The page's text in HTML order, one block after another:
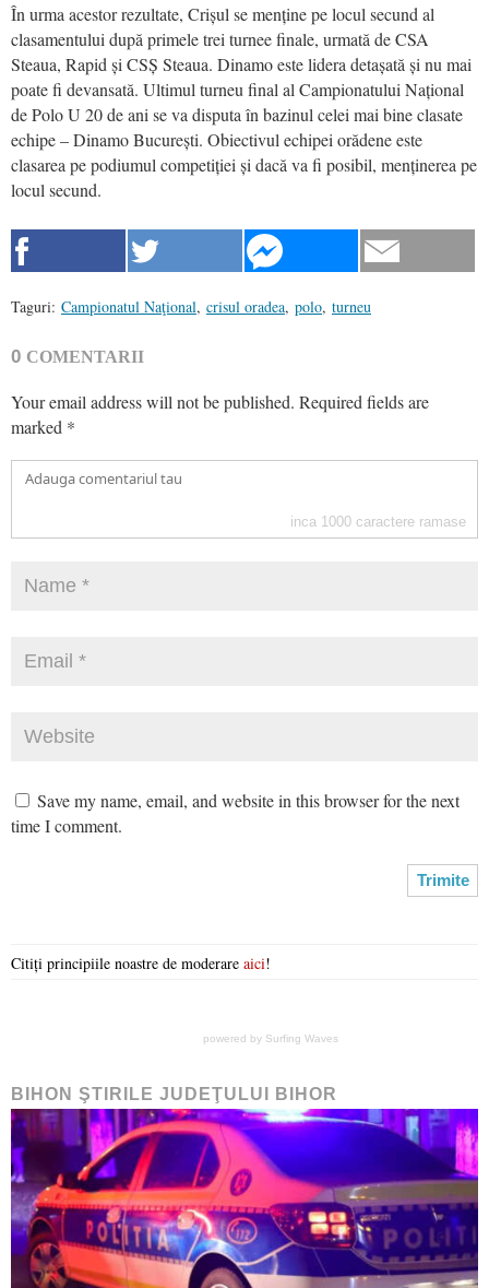
În urma acestor rezultate, Crișul se menține pe locul secund al
clasamentului după primele trei turnee finale, urmată de CSA
Steaua, Rapid și CSȘ Steaua. Dinamo este lidera detașată și nu mai
poate fi devansată. Ultimul turneu final al Campionatului Național
de Polo U 20 de ani se va disputa în bazinul celei mai bine clasate
echipe – Dinamo București. Obiectivul echipei orădene este
clasarea pe podiumul competiției și dacă va fi posibil, menținerea pe
locul secund.
Taguri: Campionatul Naţional, crisul oradea, polo, turneu
0 COMENTARII
Your email address will not be published. Required fields are
marked *
inca 1000 caractere ramase
Save my name, email, and website in this browser for the next
time I comment.
Citiți principiile noastre de moderare aici!
powered by Surfing Waves
BIHON ŞTIRILE JUDEŢULUI BIHOR